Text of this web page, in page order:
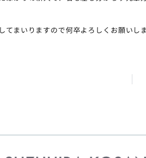
てまいりますので何卒よろしくお願いし